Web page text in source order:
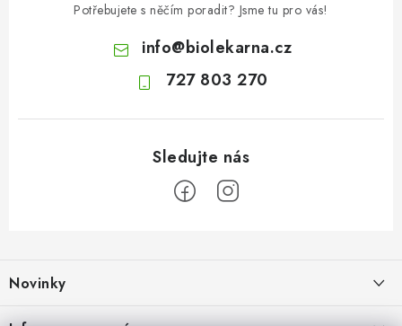
Potřebujete s něčím poradit? Jsme tu pro vás!
info@biolekarna.cz
727 803 270
p
a
Novinky
Jak na klidné trávení na cestách